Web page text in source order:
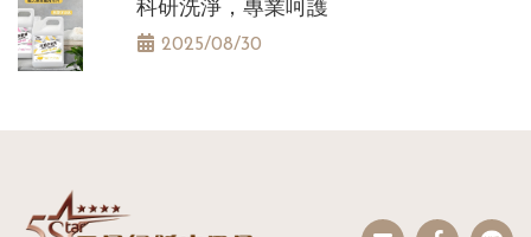
2025/08/30